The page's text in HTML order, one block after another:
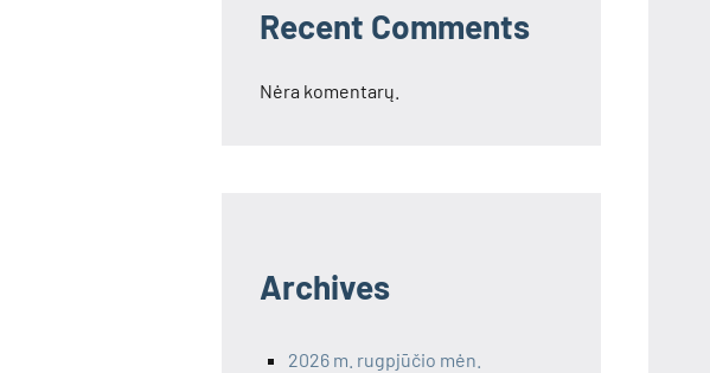
Recent Comments
Nėra komentarų.
Archives
2026 m. rugpjūčio mėn.